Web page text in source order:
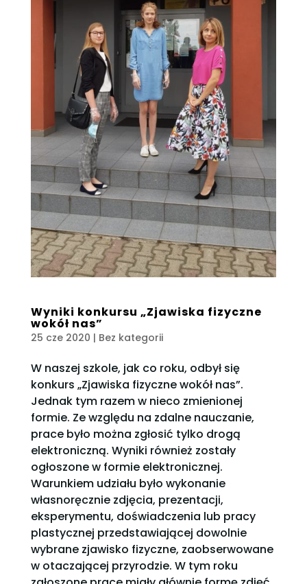
Wyniki konkursu „Zjawiska fizyczne
wokół nas”
25 cze 2020 | Bez kategorii
W naszej szkole, jak co roku, odbył się
konkurs „Zjawiska fizyczne wokół nas”.
Jednak tym razem w nieco zmienionej
formie. Ze względu na zdalne nauczanie,
prace było można zgłosić tylko drogą
elektroniczną. Wyniki również zostały
ogłoszone w formie elektronicznej.
Warunkiem udziału było wykonanie
własnoręcznie zdjęcia, prezentacji,
eksperymentu, doświadczenia lub pracy
plastycznej przedstawiającej dowolnie
wybrane zjawisko fizyczne, zaobserwowane
w otaczającej przyrodzie. W tym roku